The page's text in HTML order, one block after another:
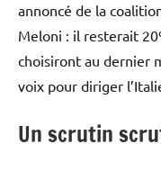
annoncé de la
Meloni : il resterait
choisiront au dernier
voix pour diriger
Un scrutin